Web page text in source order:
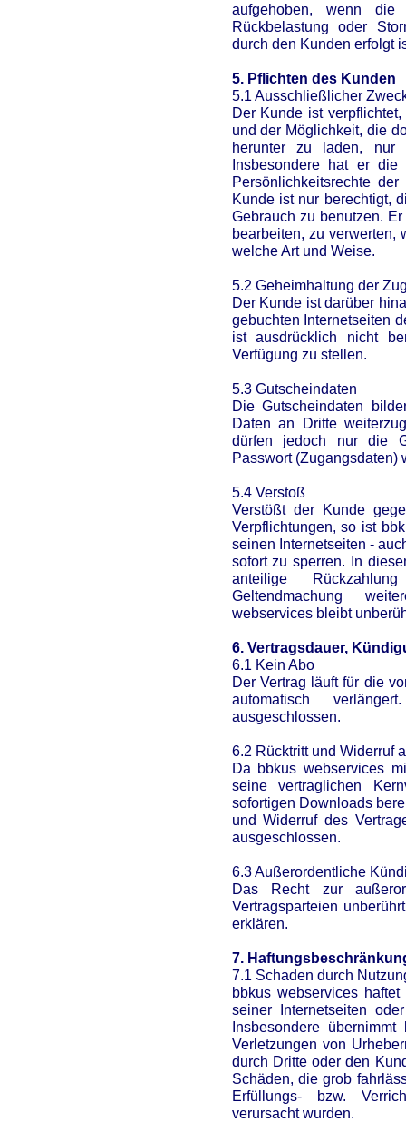
aufgehoben, wenn
Rückbelastung oder
durch den Kunden erfolgt
5. Pflichten des Kunden
5.1 Ausschließlicher
Der Kunde ist
und der Möglichkeit, die
herunter zu laden, nur
Insbesondere hat er die
Persönlichkeitsrechte
Kunde ist nur berechtigt,
Gebrauch zu benutzen.
bearbeiten, zu verwerten,
welche Art und Weise.
5.2 Geheimhaltung der
Der Kunde ist darüber
gebuchten Internetseiten
ist ausdrücklich nicht
Verfügung zu stellen.
5.3 Gutscheindaten
Die Gutscheindaten
Daten an Dritte
dürfen jedoch nur die
Passwort (Zugangsdaten)
5.4 Verstoß
Verstößt der Kunde
Verpflichtungen, so ist
seinen Internetseiten -
sofort zu sperren. In
anteilige
Geltendmachung
webservices bleibt
6. Vertragsdauer,
6.1 Kein Abo
Der Vertrag läuft für die
automatisch
ausgeschlossen.
6.2 Rücktritt und Widerruf
Da bbkus webservices
seine vertraglichen
sofortigen Downloads
und Widerruf des
ausgeschlossen.
6.3 Außerordentliche
Das Recht zur
Vertragsparteien
erklären.
7.
7.1 Schaden durch
bbkus webservices
seiner Internetseiten
Insbesondere
Verletzungen von
durch Dritte oder den
Schäden, die grob
Erfüllungs- bzw.
verursacht wurden.